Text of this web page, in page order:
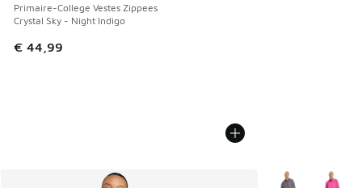
Primaire-College Vestes Zippees
Crystal Sky - Night Indigo
€ 44,99
Plus de couleurs